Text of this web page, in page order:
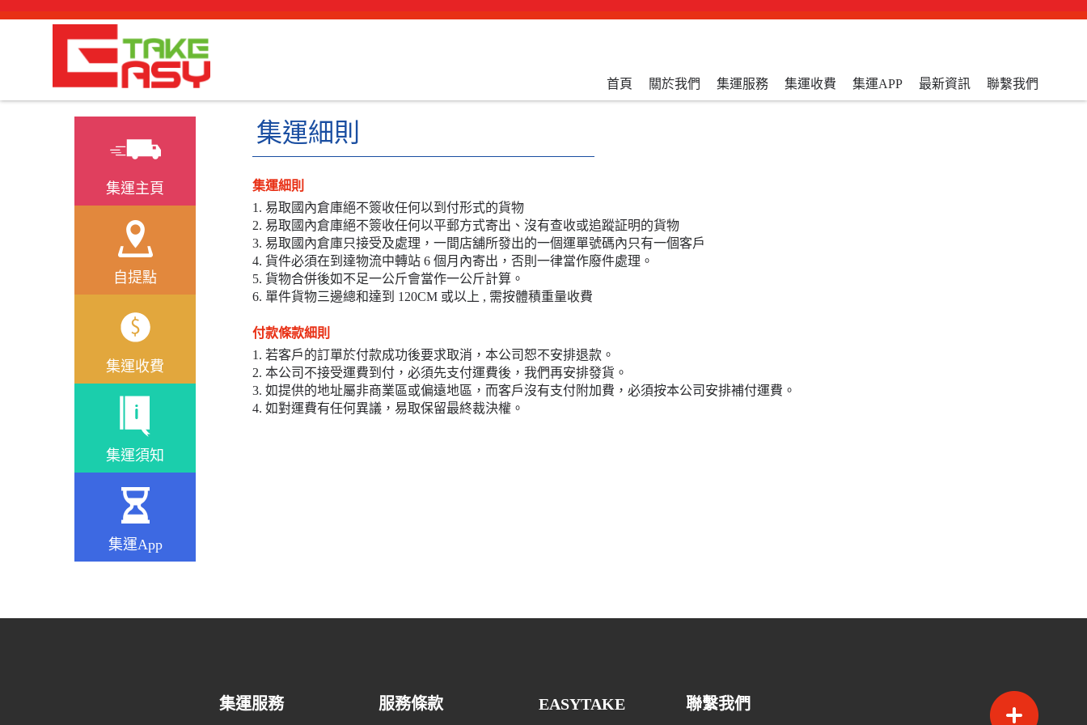
首頁 關於我們 集運服務 集運收費 集運APP 最新資訊 聯繫我們
集運主頁
自提點
集運收費
集運須知
集運App
集運細則
集運細則
1. 易取國內倉庫絕不簽收任何以到付形式的貨物
2. 易取國內倉庫絕不簽收任何以平郵方式寄出、沒有查收或追蹤証明的貨物
3. 易取國內倉庫只接受及處理，一間店舖所發出的一個運單號碼內只有一個客戶
4. 貨件必須在到達物流中轉站 6 個月內寄出，否則一律當作廢件處理。
5. 貨物合併後如不足一公斤會當作一公斤計算。
6. 單件貨物三邊總和達到 120CM 或以上 , 需按體積重量收費
付款條款細則
1. 若客戶的訂單於付款成功後要求取消，本公司恕不安排退款。
2. 本公司不接受運費到付，必須先支付運費後，我們再安排發貨。
3. 如提供的地址屬非商業區或偏遠地區，而客戶沒有支付附加費，必須按本公司安排補付運費。
4. 如對運費有任何異議，易取保留最終裁決權。
集運服務 服務條款 EASYTAKE 聯繫我們